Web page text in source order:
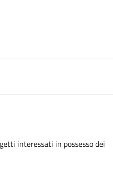
interessati in possesso dei